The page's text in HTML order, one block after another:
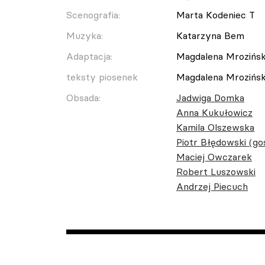
Scenografia:
Marta Kodeniec T
Muzyka:
Katarzyna Bem
Adaptacja:
Magdalena
teksty piosenek
Magdalena
Obsada:
Jadwiga Domka
Anna Kukułowicz
Kamila Olszewska
Piotr Błędowski
Maciej Owczarek
Robert Luszowski
Andrzej Piecuch